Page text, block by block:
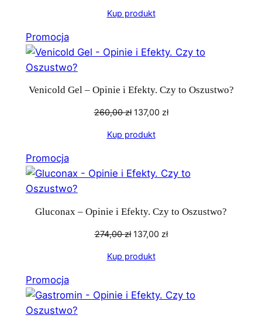
wynosiła:
Kup produkt
PromocjaProdukt
w
promocji
Venicold Gel – Opinie i Efekty. Czy to Oszustwo?
260,00zł Pierwotna
wynosiła:
137,00 złAktualna
Kup produkt
PromocjaProdukt
w
promocji
Gluconax – Opinie i Efekty. Czy to Oszustwo?
274,00zł Pierwotna
wynosiła:
137,00 złAktualna
Kup produkt
PromocjaProdukt
w
promocji